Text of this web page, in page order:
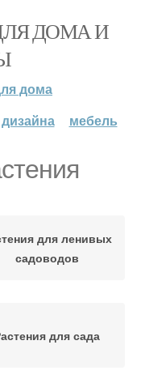
ДОМА И
дома
мебель
для ленивых
садоводов
для сада